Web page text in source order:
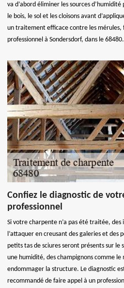
va d’abord éliminer les sources
le bois, le sol et les cloisons avant
un traitement efficace contre les mérules,
professionnel à Sondersdorf, dans le 68480.
Confiez le diagnostic de
professionnel
Si votre charpente n’a pas été traitée, des
l’attaquer en creusant des galeries et des
petits tas de sciures seront présents sur le
une humidité, des champignons comme le
endommager la structure. Le diagnostic
recommandé de faire appel à un